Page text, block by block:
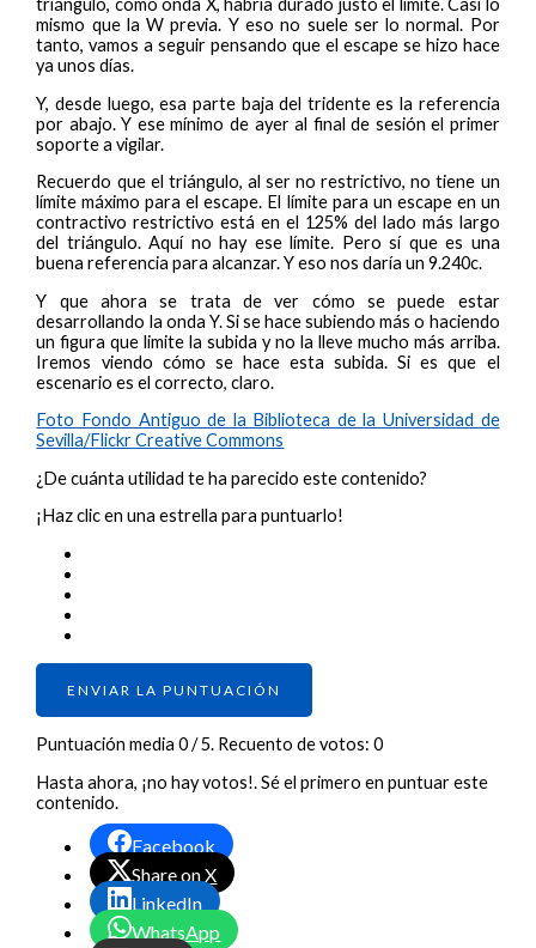
triángulo, como onda X, habría durado justo el límite. Casi lo
mismo que la W previa. Y eso no suele ser lo normal. Por
tanto, vamos a seguir pensando que el escape se hizo hace
ya unos días.
Y, desde luego, esa parte baja del tridente es la referencia
por abajo. Y ese mínimo de ayer al final de sesión el primer
soporte a vigilar.
Recuerdo que el triángulo, al ser no restrictivo, no tiene un
límite máximo para el escape. El límite para un escape en un
contractivo restrictivo está en el 125% del lado más largo
del triángulo. Aquí no hay ese límite. Pero sí que es una
buena referencia para alcanzar. Y eso nos daría un 9.240c.
Y que ahora se trata de ver cómo se puede estar
desarrollando la onda Y. Si se hace subiendo más o haciendo
un figura que limite la subida y no la lleve mucho más arriba.
Iremos viendo cómo se hace esta subida. Si es que el
escenario es el correcto, claro.
Foto Fondo Antiguo de la Biblioteca de la Universidad de
Sevilla/Flickr Creative Commons
¿De cuánta utilidad te ha parecido este contenido?
¡Haz clic en una estrella para puntuarlo!
ENVIAR LA PUNTUACIÓN
Puntuación media0/ 5. Recuento de votos:0
Hasta ahora, ¡no hay votos!. Sé el primero en puntuar este
contenido.
Facebook
Share on X
LinkedIn
WhatsApp